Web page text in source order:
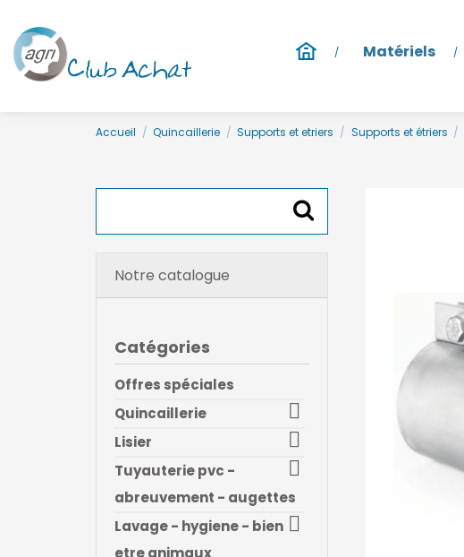
Matériels
Accueil Quincaillerie Supports et etriers Supports et étriers
Notre catalogue
Catégories
Offres spéciales

Quincaillerie

Lisier

Tuyauterie pvc -
abreuvement - augettes

Lavage - hygiene - bien
etre animaux